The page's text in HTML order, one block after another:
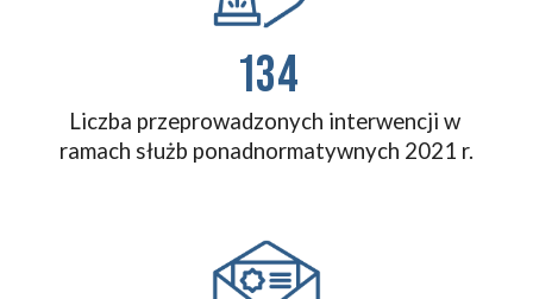
134
Liczba przeprowadzonych interwencji w
ramach służb ponadnormatywnych 2021 r.